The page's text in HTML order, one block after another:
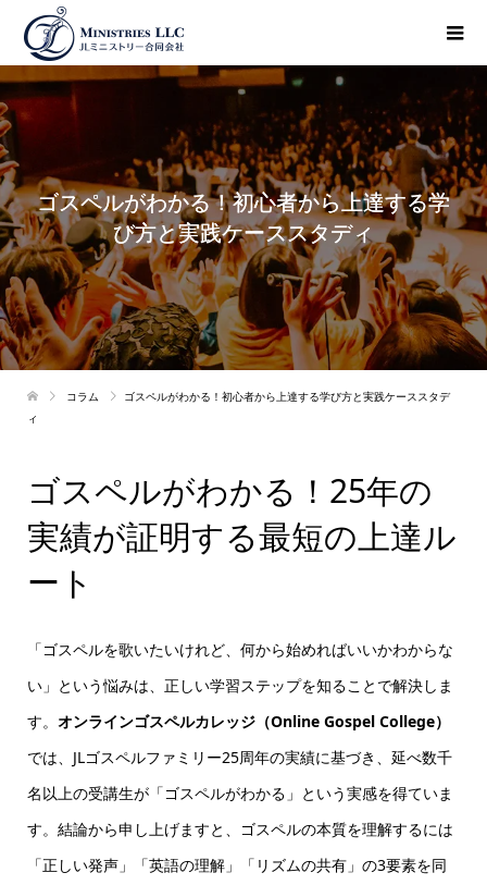
ゴスペルがわかる！初心者から上達する学
び方と実践ケーススタディ
コラム
ゴスペルがわかる！初心者から上達する学び方と実践ケーススタデ
ィ
ゴスペルがわかる！25年の
実績が証明する最短の上達ル
ート
「ゴスペルを歌いたいけれど、何から始めればいいかわからな
い」という悩みは、正しい学習ステップを知ることで解決しま
す。 オンラインゴスペルカレッジ（Online Gospel College）
では、JLゴスペルファミリー25周年の実績に基づき、延べ数千
名以上の受講生が「ゴスペルがわかる」という実感を得ていま
す。結論から申し上げますと、ゴスペルの本質を理解するには
「正しい発声」「英語の理解」「リズムの共有」の3要素を同